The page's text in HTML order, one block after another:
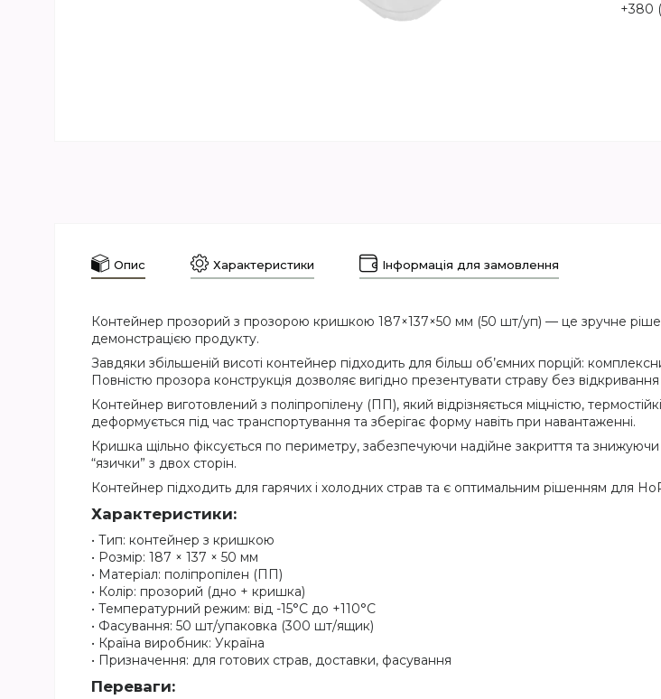
+380
Опис Характеристики Інформація для замовлення
Контейнер прозорий з прозорою кришкою 187×137×50 мм (50 шт/уп) — це зручне
демонстрацією продукту.
Завдяки збільшеній висоті контейнер підходить для більш об’ємних порцій:
Повністю прозора конструкція дозволяє вигідно презентувати страву без
Контейнер виготовлений з поліпропілену (ПП), який відрізняється міцністю,
деформується під час транспортування та зберігає форму навіть при навантаженні.
Кришка щільно фіксується по периметру, забезпечуючи надійне закриття та
“язички” з двох сторін.
Контейнер підходить для гарячих і холодних страв та є оптимальним рішенням для
Характеристики:
• Тип: контейнер з кришкою
• Розмір: 187 × 137 × 50 мм
• Матеріал: поліпропілен (ПП)
• Колір: прозорий (дно + кришка)
• Температурний режим: від -15°C до +110°C
• Фасування: 50 шт/упаковка (300 шт/ящик)
• Країна виробник: Україна
• Призначення: для готових страв, доставки, фасування
Переваги: